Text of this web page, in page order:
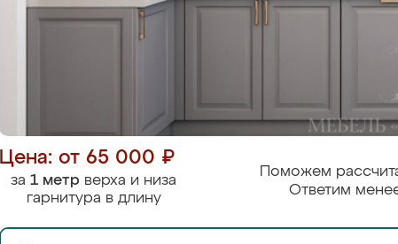
Цена: от 65 000 ₽
за 1 метр верха и низа
гарнитура в длину
Поможем
Ответим